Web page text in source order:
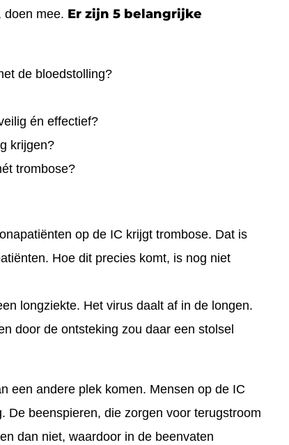
doen mee. Er zijn 5 belangrijke
de bloedstolling?
én effectief?
krijgen?
trombose?
op de IC krijgt trombose. Dat is
Hoe dit precies komt, is nog niet
longziekte. Het virus daalt af in de longen.
door de ontsteking zou daar een stolsel
een andere plek komen. Mensen op de IC
De beenspieren, die zorgen voor terugstroom
dan niet, waardoor in de beenvaten